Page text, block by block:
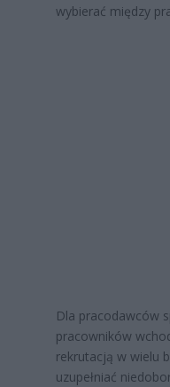
wybierać między
Dla pracodawców
pracowników
rekrutacją w wielu
uzupełniać